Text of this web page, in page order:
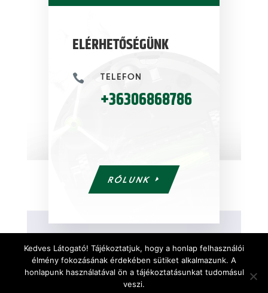
ELÉRHETŐSÉGÜNK
 TELEFON
+36306868786
RÓLUNK
Kedves Látogató! Tájékoztatjuk, hogy a honlap felhasználói
élmény fokozásának érdekében sütiket alkalmazunk. A
honlapunk használatával ön a tájékoztatásunkat tudomásul
veszi.